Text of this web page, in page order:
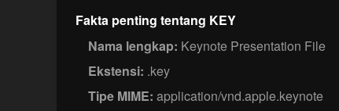
Fakta penting tentang KEY
Nama lengkap: Keynote Presentation File
Ekstensi: .key
Tipe MIME: application/vnd.apple.keynote